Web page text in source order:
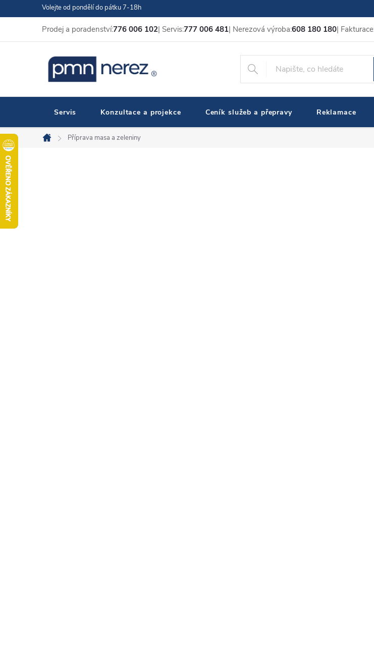
na
Volejte od pondělí do pátku 7-18h
Prodej a poradenství:776 006 102| Servis:777 006 481| Nerezová výroba:608 180 180|
Servis Konzultace a projekce Ceník služeb a přepravy Reklamace
Domů
Příprava masa a zeleniny